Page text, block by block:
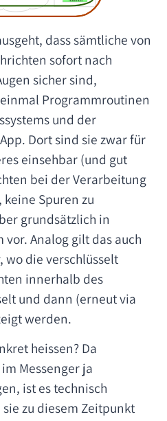
dass sämtliche von
sofort nach
sicher sind,
Programmroutinen
und der
Dort sind sie zwar für
einsehbar (und gut
bei der Verarbeitung
Spuren zu
grundsätzlich in
vor. Analog gilt das auch
wo die verschlüsselt
innerhalb des
und dann (erneut via
werden.
heissen? Da
Messenger ja
ist es technisch
zu diesem Zeitpunkt